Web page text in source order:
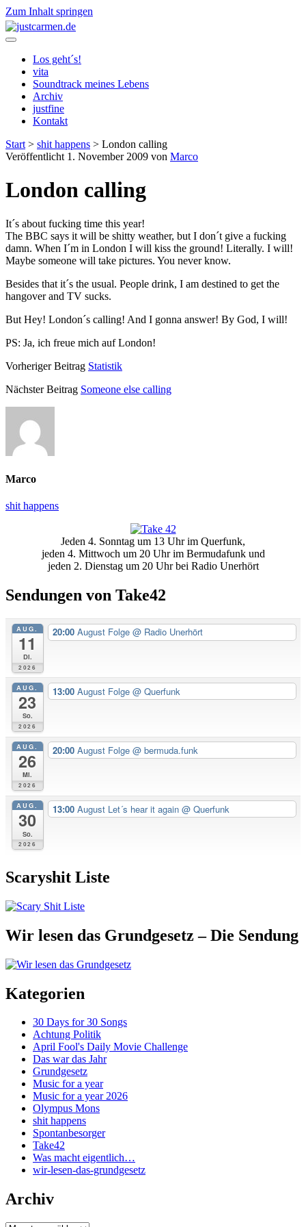
Zum Inhalt springen
justcarmen.de
Los geht´s!
vita
Soundtrack meines Lebens
Archiv
justfine
Kontakt
Start > shit happens > London calling
Veröffentlicht 1. November 2009 von Marco
London calling
It´s about fucking time this year!
The BBC says it will be shitty weather, but I don´t give a fucking
damn. When I´m in London I will kiss the ground! Literally. I will!
Maybe someone will take pictures. You never know.
Besides that it´s the usual. People drink, I am destined to get the
hangover and TV sucks.
But Hey! London´s calling! And I gonna answer! By God, I will!
PS: Ja, ich freue mich auf London!
Vorheriger Beitrag Statistik
Nächster Beitrag Someone else calling
Marco
shit happens
SeitenleisteJeden 4. Sonntag um 13 Uhr im Querfunk,
jeden 4. Mittwoch um 20 Uhr im Bermudafunk und
jeden 2. Dienstag um 20 Uhr bei Radio Unerhört
Sendungen von Take42
AUG.
11
Di.
2026
20:00 August Folge @ Radio Unerhört
AUG.
23
So.
2026
13:00 August Folge @ Querfunk
AUG.
26
Mi.
2026
20:00 August Folge @ bermuda.funk
AUG.
30
So.
2026
13:00 August Let´s hear it again @ Querfunk
Scaryshit Liste
Wir lesen das Grundgesetz – Die Sendung
Kategorien
30 Days for 30 Songs
Achtung Politik
April Fool's Daily Movie Challenge
Das war das Jahr
Grundgesetz
Music for a year
Music for a year 2026
Olympus Mons
shit happens
Spontanbesorger
Take42
Was macht eigentlich…
wir-lesen-das-grundgesetz
Archiv